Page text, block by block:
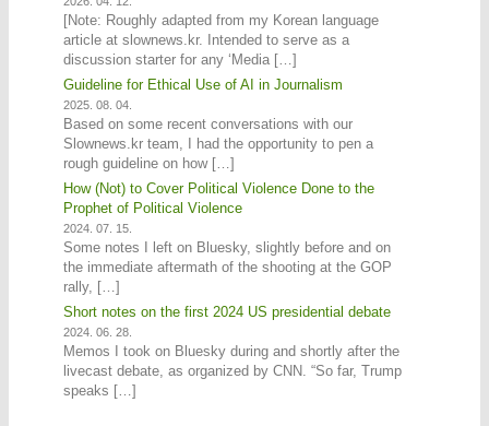
[Note: Roughly adapted from my Korean language
article at slownews.kr. Intended to serve as a
discussion starter for any ‘Media […]
Guideline for Ethical Use of AI in Journalism
2025. 08. 04.
Based on some recent conversations with our
Slownews.kr team, I had the opportunity to pen a
rough guideline on how […]
How (Not) to Cover Political Violence Done to the
Prophet of Political Violence
2024. 07. 15.
Some notes I left on Bluesky, slightly before and on
the immediate aftermath of the shooting at the GOP
rally, […]
Short notes on the first 2024 US presidential debate
2024. 06. 28.
Memos I took on Bluesky during and shortly after the
livecast debate, as organized by CNN. “So far, Trump
speaks […]